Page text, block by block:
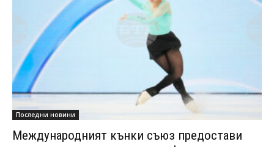
Последни новини
Международният кънки съюз предостави